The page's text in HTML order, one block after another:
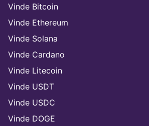
Vinde Bitcoin
Vinde Ethereum
Vinde Solana
Vinde Cardano
Vinde Litecoin
Vinde USDT
Vinde USDC
Vinde DOGE